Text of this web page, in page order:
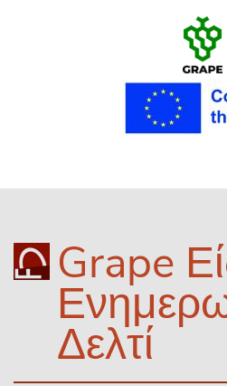
Grape
Δελτί